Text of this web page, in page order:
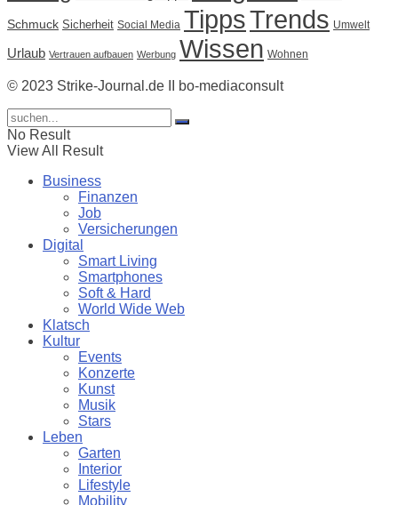
Schmuck Sicherheit Social Media TippsTrends Umwelt
Urlaub Vertrauen aufbauen Werbung Wissen Wohnen
© 2023 Strike-Journal.de II bo-mediaconsult
No Result
View All Result
Business
Finanzen
Job
Versicherungen
Digital
Smart Living
Smartphones
Soft & Hard
World Wide Web
Klatsch
Kultur
Events
Konzerte
Kunst
Musik
Stars
Leben
Garten
Interior
Lifestyle
Mobility